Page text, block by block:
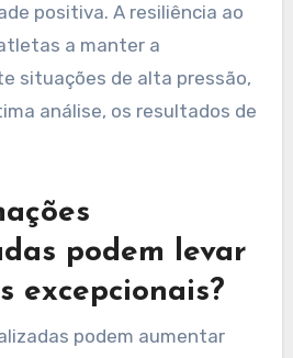
positiva. A resiliência ao
a manter a
situações de alta pressão,
análise, os resultados de
podem levar
excepcionais?
podem aumentar